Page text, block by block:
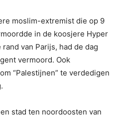
moslim-extremist die op 9
in de koosjere Hyper
van Parijs, had de dag
vermoord. Ook
“Palestijnen” te verdedigen
stad ten noordoosten van